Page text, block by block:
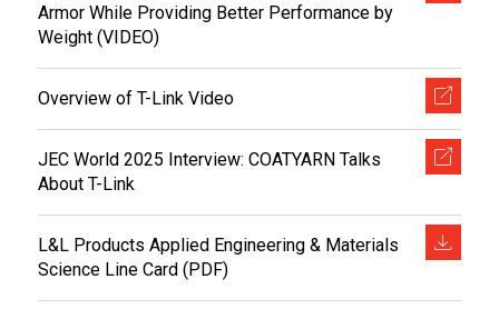
Armor While Providing Better Performance by
Weight (VIDEO)
Overview of T-Link Video
JEC World 2025 Interview: COATYARN Talks
About T-Link
L&L Products Applied Engineering & Materials
Science Line Card (PDF)